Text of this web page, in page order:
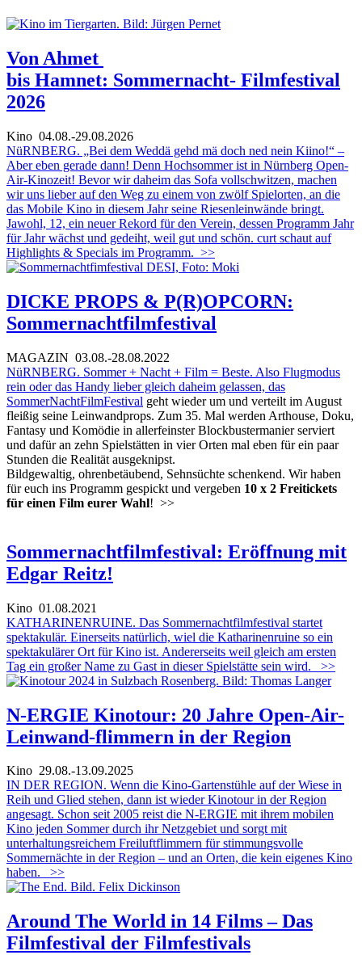
Von Ahmet
bis Hamnet: Sommernacht- Filmfestival
2026
Kino 04.08.-29.08.2026
NüRNBERG. „Bei dem Weddä gehd mä doch ned nein Kiino!“ –
Aber eben gerade dann! Denn Hochsommer ist in Nürnberg Open-
Air-Kinozeit! Bevor wir daheim das Sofa vollschwitzen, machen
wir uns lieber auf den Weg zu einem von zwölf Spielorten, an die
das Mobile Kino in diesem Jahr seine Riesenleinwände bringt.
Jawohl, 12, ein neuer Rekord für den Verein, dessen Programm Jahr
für Jahr wächst und gedeiht, weil gut und schön. curt schaut auf
Highlights & Specials im Programm. >>
DICKE PROPS & P(R)OPCORN:
Sommernachtfilmfestival
MAGAZIN 03.08.-28.08.2022
NüRNBERG. Sommer + Nacht + Film = Beste. Also Flugmodus
rein oder das Handy lieber gleich daheim gelassen, das
SommerNachtFilmFestival geht wieder um und verteilt im August
fleißig seine Leinwandprops. Zum 35. Mal werden Arthouse, Doku,
Fantasy und Komödie in allerfeinster Blockbustermanier serviert
und dafür an zehn Spielstätten in vier Orten mal eben für ein paar
Stunden die Realität ausgeknipst.
Bildgewaltig, ohrenbetäubend, Sehnsüchte schenkend. Wir haben
für euch ins Programm gespickt und vergeben 10 x 2 Freitickets
für einen Film eurer Wahl! >>
Sommernachtfilmfestival: Eröffnung mit
Edgar Reitz!
Kino 01.08.2021
KATHARINENRUINE. Das Sommernachtfilmfestival startet
spektakulär. Einerseits natürlich, wiel die Katharinenruine so ein
spektakulärer Ort für Kino ist. Andererseits weil gleich am ersten
Tag ein großer Name zu Gast in dieser Spielstätte sein wird.
>>
N-ERGIE Kinotour: 20 Jahre Open-Air-
Leinwand-flimmern in der Region
Kino 29.08.-13.09.2025
IN DER REGION. Wenn die Kino-Gartenstühle auf der Wiese in
Reih und Glied stehen, dann ist wieder Kinotour in der Region
angesagt. Schon seit 2005 reist die N-ERGIE mit ihrem mobilen
Kino jeden Sommer durch ihr Netzgebiet und sorgt mit
unterhaltungsreichem Freiluftflimmern für stimmungsvolle
Sommernächte in der Region – und an Orten, die kein eigenes Kino
haben.
>>
Around The World in 14 Films – Das
Filmfestival der Filmfestivals